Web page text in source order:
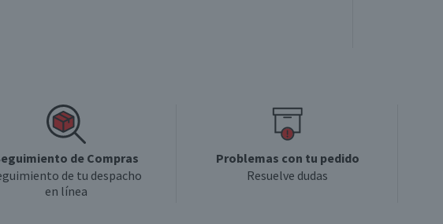
de Compras
de tu despacho
en línea
Problemas con tu pedido
Resuelve dudas